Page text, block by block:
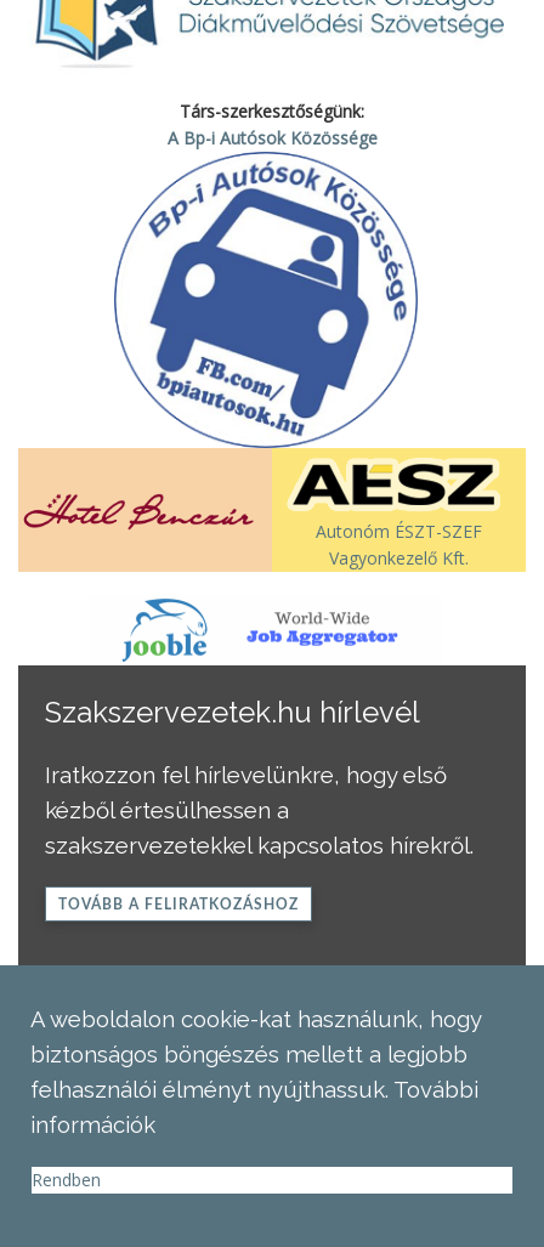
Társ-szerkesztőségünk:
A Bp-i Autósok Közössége
Autonóm ÉSZT-SZEF
Vagyonkezelő Kft.
Szakszervezetek.hu hírlevél
Iratkozzon fel hírlevelünkre, hogy első
kézből értesülhessen a
szakszervezetekkel kapcsolatos hírekről.
TOVÁBB A FELIRATKOZÁSHOZ
A weboldalon cookie-kat használunk, hogy
biztonságos böngészés mellett a legjobb
felhasználói élményt nyújthassuk. További
információk
Rendben